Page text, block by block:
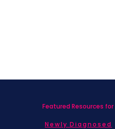
Featured Resources for
Newly Diagnosed